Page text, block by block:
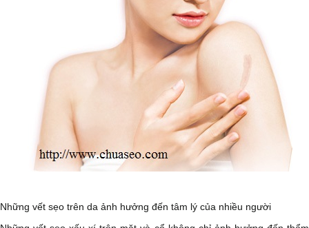
Những vết sẹo trên da ảnh hưởng đến tâm lý của nhiều người